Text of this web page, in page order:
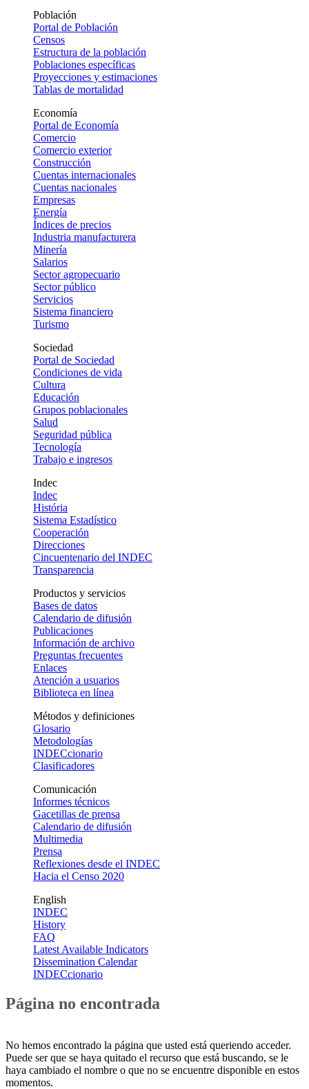
Población
Portal de Población
Censos
Estructura de la población
Poblaciones específicas
Proyecciones y estimaciones
Tablas de mortalidad
Economía
Portal de Economía
Comercio
Comercio exterior
Construcción
Cuentas internacionales
Cuentas nacionales
Empresas
Energía
Índices de precios
Industria manufacturera
Minería
Salarios
Sector agropecuario
Sector público
Servicios
Sistema financiero
Turismo
Sociedad
Portal de Sociedad
Condiciones de vida
Cultura
Educación
Grupos poblacionales
Salud
Seguridad pública
Tecnología
Trabajo e ingresos
Indec
Indec
História
Sistema Estadístico
Cooperación
Direcciones
Cincuentenario del INDEC
Transparencia
Productos y servicios
Bases de datos
Calendario de difusión
Publicaciones
Información de archivo
Preguntas frecuentes
Enlaces
Atención a usuarios
Biblioteca en línea
Métodos y definiciones
Glosario
Metodologías
INDECcionario
Clasificadores
Comunicación
Informes técnicos
Gacetillas de prensa
Calendario de difusión
Multimedia
Prensa
Reflexiones desde el INDEC
Hacia el Censo 2020
English
INDEC
History
FAQ
Latest Available Indicators
Dissemination Calendar
INDECcionario
Página no encontrada
No hemos encontrado la página que usted está queriendo acceder.
Puede ser que se haya quitado el recurso que está buscando, se le
haya cambiado el nombre o que no se encuentre disponible en estos
momentos.